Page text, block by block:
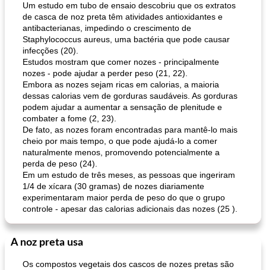
Um estudo em tubo de ensaio descobriu que os extratos
de casca de noz preta têm atividades antioxidantes e
antibacterianas, impedindo o crescimento de
Staphylococcus aureus, uma bactéria que pode causar
infecções (20).
Estudos mostram que comer nozes - principalmente
nozes - pode ajudar a perder peso (21, 22).
Embora as nozes sejam ricas em calorias, a maioria
dessas calorias vem de gorduras saudáveis. As gorduras
podem ajudar a aumentar a sensação de plenitude e
combater a fome (2, 23).
De fato, as nozes foram encontradas para mantê-lo mais
cheio por mais tempo, o que pode ajudá-lo a comer
naturalmente menos, promovendo potencialmente a
perda de peso (24).
Em um estudo de três meses, as pessoas que ingeriram
1/4 de xícara (30 gramas) de nozes diariamente
experimentaram maior perda de peso do que o grupo
controle - apesar das calorias adicionais das nozes (25 ).
A noz preta usa
Os compostos vegetais dos cascos de nozes pretas são